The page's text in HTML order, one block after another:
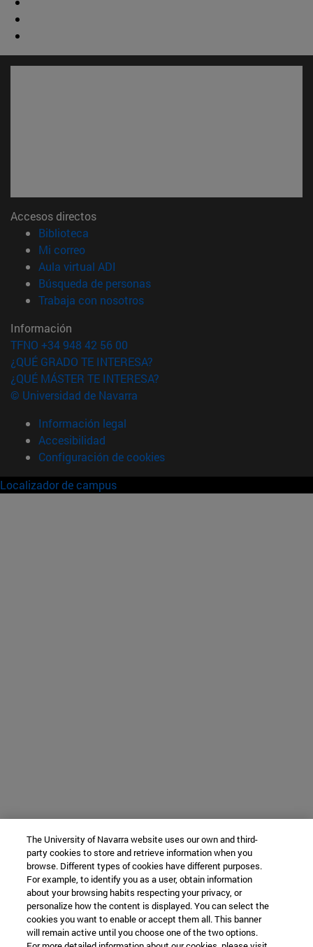
Accesos directos
Biblioteca
Mi correo(abre en nueva ventana)
Aula virtual ADI
Búsqueda de personas(abre en nueva ventana)
Trabaja con nosotros(abre en nueva ventana)
Información
TFNO +34 948 42 56 00
¿QUÉ GRADO TE INTERESA?
¿QUÉ MÁSTER TE INTERESA?
© Universidad de Navarra
Información legal
Accesibilidad
Configuración de cookies
Localizador de campus
The University of Navarra website uses our own and third-
party cookies to store and retrieve information when you
browse. Different types of cookies have different purposes.
For example, to identify you as a user, obtain information
about your browsing habits respecting your privacy, or
personalize how the content is displayed. You can select the
cookies you want to enable or accept them all. This banner
will remain active until you choose one of the two options.